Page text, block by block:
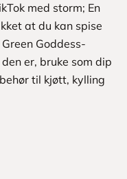
med storm; En
at du kan spise
Goddess-
er, bruke som dip
til kjøtt, kylling